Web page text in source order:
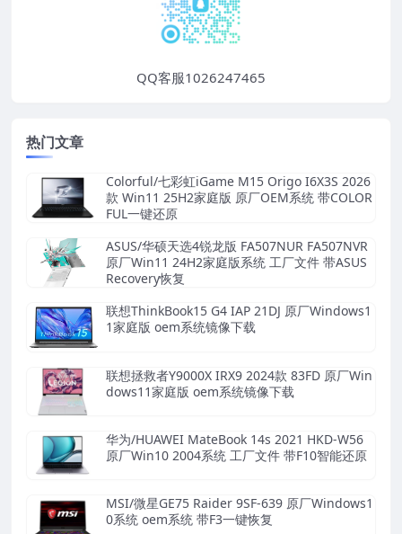
QQ客服1026247465
热门文章
Colorful/七彩虹iGame M15 Origo I6X3S 2026
款 Win11 25H2家庭版 原厂OEM系统 带COLOR
FUL一键还原
ASUS/华硕天选4锐龙版 FA507NUR FA507NVR
原厂Win11 24H2家庭版系统 工厂文件 带ASUS
Recovery恢复
联想ThinkBook15 G4 IAP 21DJ 原厂Windows1
1家庭版 oem系统镜像下载
联想拯救者Y9000X IRX9 2024款 83FD 原厂Win
dows11家庭版 oem系统镜像下载
华为/HUAWEI MateBook 14s 2021 HKD-W56
原厂Win10 2004系统 工厂文件 带F10智能还原
MSI/微星GE75 Raider 9SF-639 原厂Windows1
0系统 oem系统 带F3一键恢复